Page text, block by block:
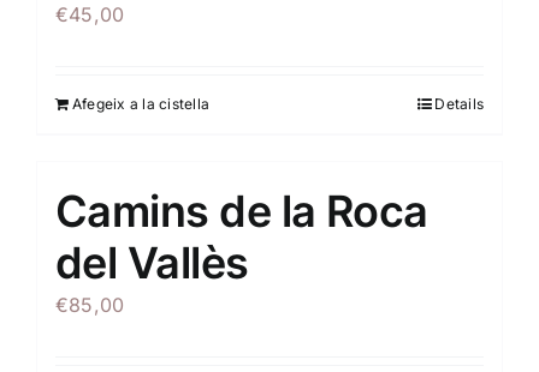
€45,00
Afegeix a la cistella Details
Camins de la Roca
del Vallès
€85,00